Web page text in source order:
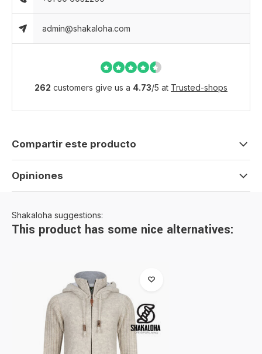
admin@shakaloha.com
262 customers give us a 4.73/5 at Trusted-shops
Compartir este producto
Opiniones
Shakaloha suggestions:
This product has some nice alternatives: